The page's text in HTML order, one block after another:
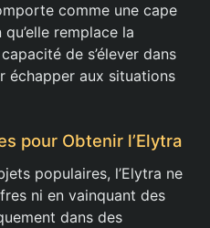
comme une cape
remplace la
de s’élever dans
échapper aux situations
pour Obtenir l’Elytra
populaires, l’Elytra ne
ni en vainquant des
dans des